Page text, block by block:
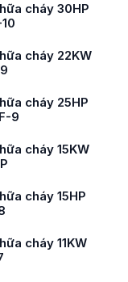
cháy 30HP
cháy 22KW
cháy 25HP
9
cháy 15KW
cháy 15HP
cháy 11KW